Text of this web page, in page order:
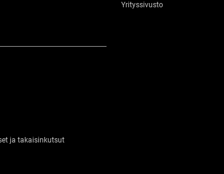
Yrityssivusto
ja takaisinkutsut